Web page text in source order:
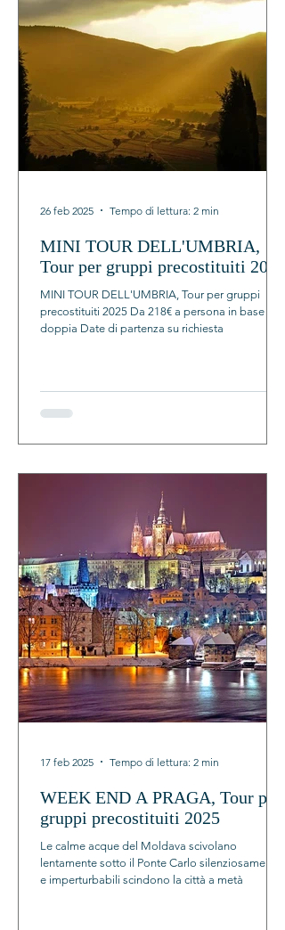
MINI TOUR DELL'UMBRIA,
Tour per gruppi precostituiti 2025
MINI TOUR DELL'UMBRIA, Tour per gruppi
precostituiti 2025 Da 218€ a persona in base
doppia Date di partenza su richiesta
26 feb 2025 Tempo di lettura: 2 min
WEEK END A PRAGA, Tour per
gruppi precostituiti 2025
Le calme acque del Moldava scivolano
lentamente sotto il Ponte Carlo silenziosamente
e imperturbabili scindono la città a metà
17 feb 2025 Tempo di lettura: 2 min